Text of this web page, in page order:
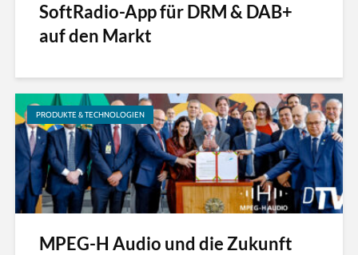
SoftRadio-App für DRM & DAB+
auf den Markt
PRODUKTE & TECHNOLOGIEN
MPEG-H Audio und die Zukunft